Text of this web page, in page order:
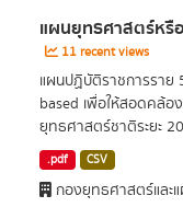
แผนยุทธศาสตร์ห
11 recent views
แผนปฏิบัติราชการรา
based เพื่อให้สอดคล้อ
ยุทธศาสตร์ชาติระยะ
.pdf CSV
กองยุทธศาสตร์และ